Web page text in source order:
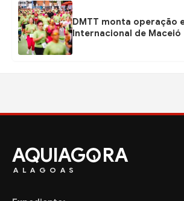
DMTT monta operação
Internacional de Maceió
AQUIAG RA
ALAGOAS